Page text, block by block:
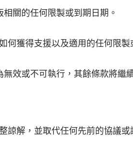
關的任何限製或到期日期。
何獲得支援以及適用的任何限製
效或不可執行，其餘條款將繼
解，並取代任何先前的協議